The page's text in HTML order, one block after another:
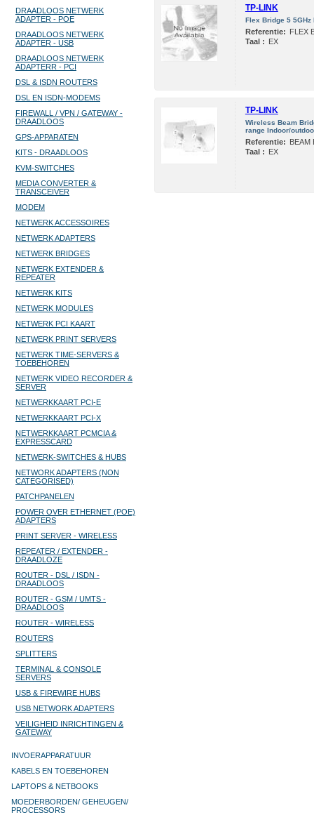
DRAADLOOS NETWERK
ADAPTER - POE
DRAADLOOS NETWERK
ADAPTER - USB
DRAADLOOS NETWERK
ADAPTERR - PCI
DSL & ISDN ROUTERS
DSL EN ISDN-MODEMS
FIREWALL / VPN / GATEWAY -
DRAADLOOS
GPS-APPARATEN
KITS - DRAADLOOS
KVM-SWITCHES
MEDIA CONVERTER &
TRANSCEIVER
MODEM
NETWERK ACCESSOIRES
NETWERK ADAPTERS
NETWERK BRIDGES
NETWERK EXTENDER &
REPEATER
NETWERK KITS
NETWERK MODULES
NETWERK PCI KAART
NETWERK PRINT SERVERS
NETWERK TIME-SERVERS &
TOEBEHOREN
NETWERK VIDEO RECORDER &
SERVER
NETWERKKAART PCI-E
NETWERKKAART PCI-X
NETWERKKAART PCMCIA &
EXPRESSCARD
NETWERK-SWITCHES & HUBS
NETWORK ADAPTERS (NON
CATEGORISED)
PATCHPANELEN
POWER OVER ETHERNET (POE)
ADAPTERS
PRINT SERVER - WIRELESS
REPEATER / EXTENDER -
DRAADLOZE
ROUTER - DSL / ISDN -
DRAADLOOS
ROUTER - GSM / UMTS -
DRAADLOOS
ROUTER - WIRELESS
ROUTERS
SPLITTERS
TERMINAL & CONSOLE
SERVERS
USB & FIREWIRE HUBS
USB NETWORK ADAPTERS
VEILIGHEID INRICHTINGEN &
GATEWAY
INVOERAPPARATUUR
KABELS EN TOEBEHOREN
LAPTOPS & NETBOOKS
MOEDERBORDEN/ GEHEUGEN/
PROCESSORS
TP-LINK
Flex Bridge 5 5GHz
Referentie: FLEX
Taal : EX
TP-LINK
Wireless Beam
range Indoor/
Referentie: BEAM
Taal : EX